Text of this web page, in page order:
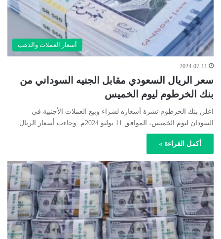
أسعار العملات والذهب
2024-07-11
سعر الريال السعودي مقابل الجنيه السوداني من
بنك الخرطوم ليوم الخميس
اعلن بنك الخرطوم نشرة أسعاره لشراء وبيع العملات الأجنبية في
السودان ليوم الخميس، الموافق 11 يوليو 2024م. وجاءت أسعار الريال…
أكمل القراءة »